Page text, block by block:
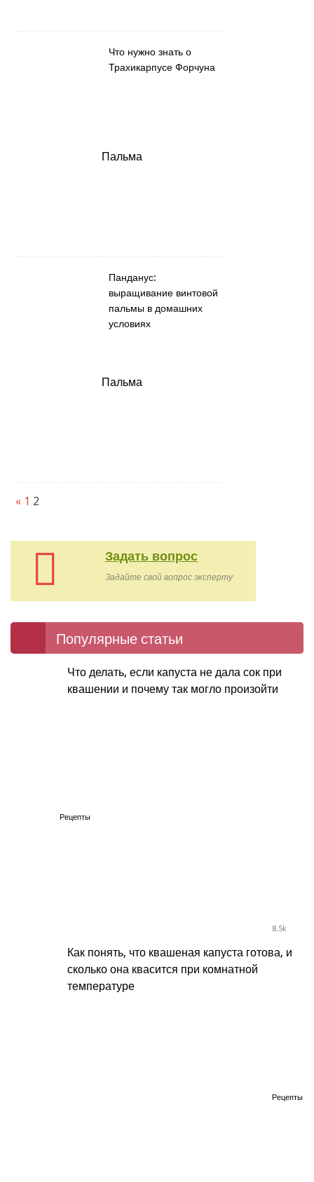
Что нужно знать о
Трахикарпусе Форчуна
Пальма
Панданус:
выращивание винтовой
пальмы в домашних
условиях
Пальма
« 1 2
Задать вопрос
Задайте свой вопрос эксперту
Популярные статьи
Что делать, если капуста не дала сок при
квашении и почему так могло произойти
Рецепты
8.5k
Как понять, что квашеная капуста готова, и
сколько она квасится при комнатной
температуре
Рецепты